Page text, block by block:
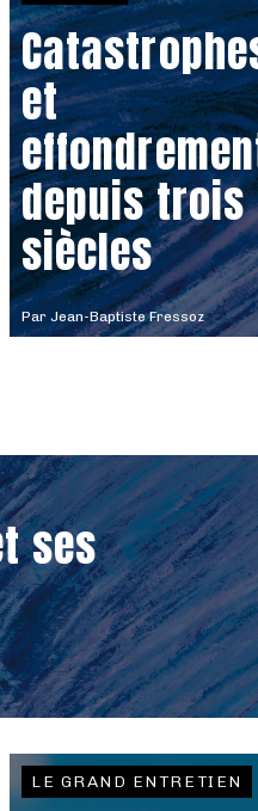
Par Jean-Baptiste Fressoz
et
depuis trois
siècles
ses
LE GRAND ENTRETIEN